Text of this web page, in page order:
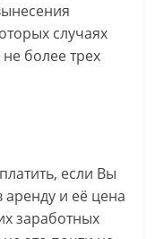
случаях
более трех
если Вы
и её цена
заработных